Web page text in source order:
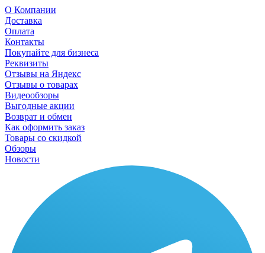
О Компании
Доставка
Оплата
Контакты
Покупайте для бизнеса
Реквизиты
Отзывы на Яндекс
Отзывы о товарах
Видеообзоры
Выгодные акции
Возврат и обмен
Как оформить заказ
Товары со скидкой
Обзоры
Новости